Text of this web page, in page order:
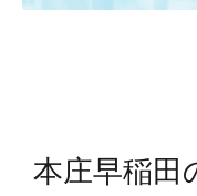
本庄早稲田